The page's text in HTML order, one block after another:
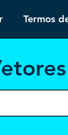
Termos